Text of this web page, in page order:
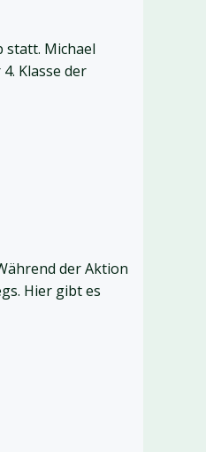
statt. Michael
Klasse der
der Aktion
Hier gibt es